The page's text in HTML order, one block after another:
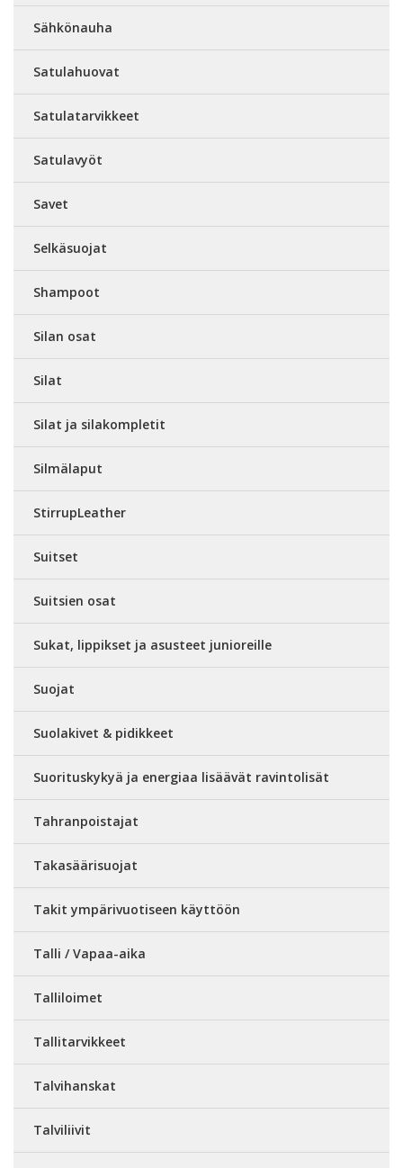
Sähkönauha
Satulahuovat
Satulatarvikkeet
Satulavyöt
Savet
Selkäsuojat
Shampoot
Silan osat
Silat
Silat ja silakompletit
Silmälaput
StirrupLeather
Suitset
Suitsien osat
Sukat, lippikset ja asusteet junioreille
Suojat
Suolakivet & pidikkeet
Suorituskykyä ja energiaa lisäävät ravintolisät
Tahranpoistajat
Takasäärisuojat
Takit ympärivuotiseen käyttöön
Talli / Vapaa-aika
Talliloimet
Tallitarvikkeet
Talvihanskat
Talviliivit